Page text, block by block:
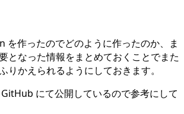
を作ったのでどのように作ったのか、ま
となった情報をまとめておくことでまた
りかえられるようにしておきます。
にて公開しているので参考にして